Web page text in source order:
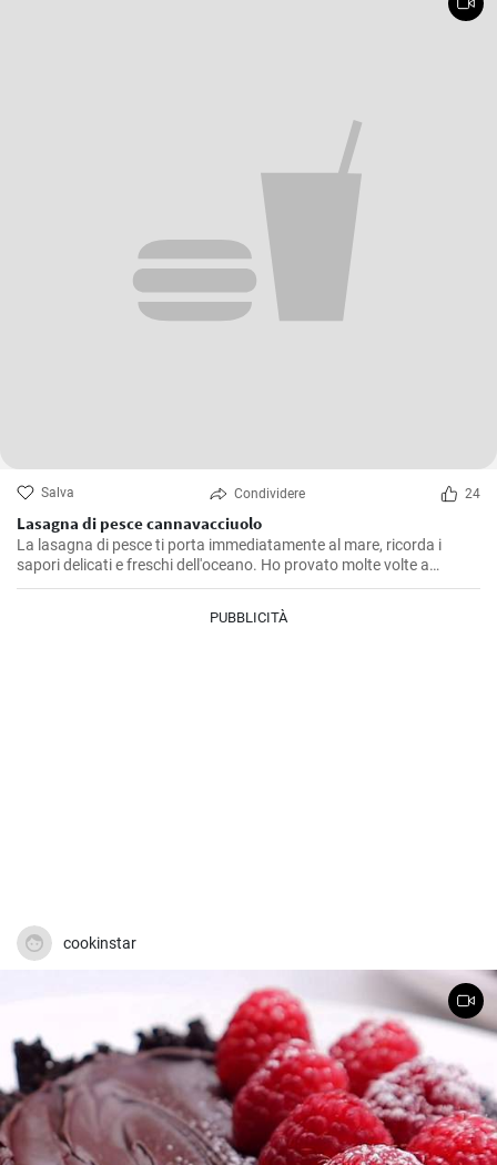
Salva Condividere 24
Lasagna di pesce cannavacciuolo
La lasagna di pesce ti porta immediatamente al mare, ricorda i
sapori delicati e freschi dell'oceano. Ho provato molte volte a
replicare il piatto come il famoso chef Cannavacciuolo, e dopo tanti
tentativi sono riuscito a ottenere un risultato che, modestamente, è
abbastanza sorprendente. La ricetta richiede tempo ed è piuttosto
PUBBLICITÀ
cookinstar